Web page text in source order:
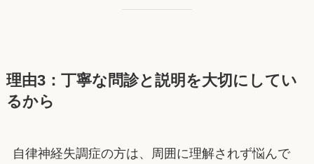
理由3：丁寧な問診と説明を大切にしてい
るから
自律神経失調症の方は、周囲に理解されず悩んで